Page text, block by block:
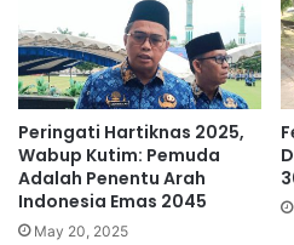
Peringati Hartiknas 2025,
Wabup Kutim: Pemuda
Adalah Penentu Arah
Indonesia Emas 2045
May 20, 2025